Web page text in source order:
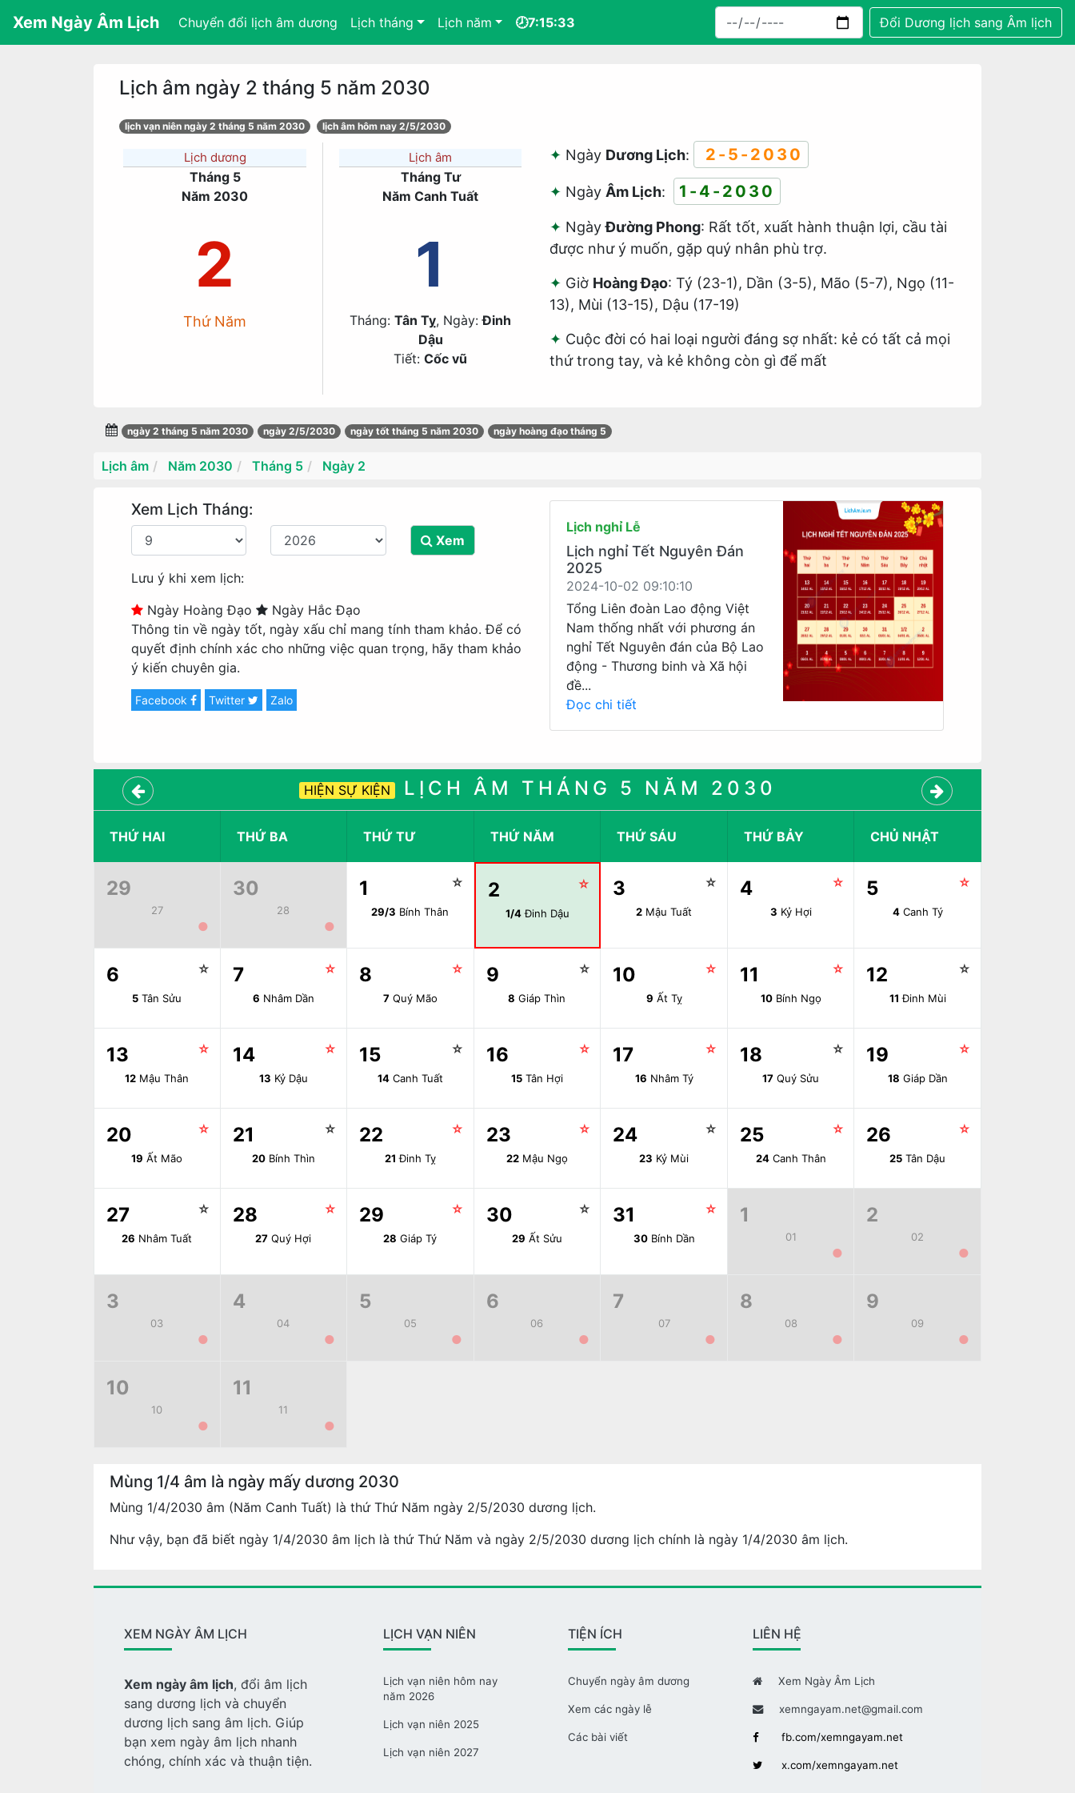
Xem Ngày Âm Lịch Chuyển đổi lịch âm dương Lịch tháng Lịch năm 🕗7:15:33 Đổi Dương lịch sang Âm lịch
Lịch âm ngày 2 tháng 5 năm 2030
lịch vạn niên ngày 2 tháng 5 năm 2030 lịch âm hôm nay 2/5/2030
Lịch dương
Tháng 5
Năm 2030
2
Thứ Năm
Lịch âm
Tháng Tư
Năm Canh Tuất
1
Tháng: Tân Tỵ, Ngày:Đinh
Dậu
Tiết: Cốc vũ
Ngày Dương Lịch: 2-5-2030
Ngày Âm Lịch: 1-4-2030
NgàyĐường Phong: Rất tốt, xuất hành thuận lợi, cầu tài
được như ý muốn, gặp quý nhân phù trợ.
Giờ Hoàng Đạo: Tý (23-1), Dần (3-5), Mão (5-7), Ngọ (11-
13), Mùi (13-15), Dậu (17-19)
Cuộc đời có hai loại người đáng sợ nhất: kẻ có tất cả mọi
thứ trong tay, và kẻ không còn gì để mất
ngày 2 tháng 5 năm 2030 ngày 2/5/2030 ngày tốt tháng 5 năm 2030 ngày hoàng đạo tháng 5
Lịch âm Năm 2030 Tháng 5 Ngày 2
Xem Lịch Tháng:
Xem
Lưu ý khi xem lịch:
Ngày Hoàng Đạo
Ngày Hắc Đạo
Thông tin về ngày tốt, ngày xấu chỉ mang tính tham khảo. Để có
quyết định chính xác cho những việc quan trọng, hãy tham khảo
ý kiến chuyên gia.
Facebook Twitter Zalo
Lịch nghỉ Lễ
Lịch nghỉ Tết Nguyên Đán
2025
2024-10-02 09:10:10
Tổng Liên đoàn Lao động Việt
Nam thống nhất với phương án
nghỉ Tết Nguyên đán của Bộ Lao
động - Thương binh và Xã hội
đề...
Đọc chi tiết
HIỆN SỰ KIỆN LỊCH ÂM THÁNG 5 NĂM 2030
THỨ HAI THỨ BA THỨ TƯ THỨ NĂM THỨ SÁU THỨ BẢY CHỦ NHẬT
29
27
●
30
28
●
1 ☆
29/3 Bính Thân
2 ☆
1/4Đinh Dậu
3 ☆
2 Mậu Tuất
4 ☆
3 Kỷ Hợi
5 ☆
4Canh Tý
6 ☆
5 Tân Sửu
7 ☆
6 Nhâm Dần
8 ☆
7Quý Mão
9 ☆
8 Giáp Thìn
10 ☆
9 Ất Tỵ
11 ☆
10Bính Ngọ
12 ☆
11 Đinh Mùi
13 ☆
12 Mậu Thân
14 ☆
13 Kỷ Dậu
15 ☆
14Canh Tuất
16 ☆
15Tân Hợi
17 ☆
16 Nhâm Tý
18 ☆
17 Quý Sửu
19 ☆
18 Giáp Dần
20 ☆
19 Ất Mão
21 ☆
20Bính Thìn
22 ☆
21 Đinh Tỵ
23 ☆
22Mậu Ngọ
24 ☆
23 Kỷ Mùi
25 ☆
24Canh Thân
26 ☆
25 Tân Dậu
27 ☆
26 Nhâm Tuất
28 ☆
27 Quý Hợi
29 ☆
28 Giáp Tý
30 ☆
29 Ất Sửu
31 ☆
30Bính Dần
1
01
●
2
02
●
3
03
●
4
04
●
5
05
●
6
06
●
7
07
●
8
08
●
9
09
●
10
10
●
11
11
●
Mùng 1/4 âm là ngày mấy dương 2030
Mùng 1/4/2030 âm (Năm Canh Tuất) là thứ Thứ Năm ngày 2/5/2030 dương lịch.
Như vậy, bạn đã biết ngày 1/4/2030 âm lịch là thứ Thứ Năm và ngày 2/5/2030 dương lịch chính là ngày 1/4/2030 âm lịch.
XEM NGÀY ÂM LỊCH
Xem ngày âm lịch, đổi âm lịch
sang dương lịch và chuyển
dương lịch sang âm lịch. Giúp
bạn xem ngày âm lịch nhanh
chóng, chính xác và thuận tiện.
LỊCH VẠN NIÊN
Lịch vạn niên hôm nay
năm 2026
Lịch vạn niên 2025
Lịch vạn niên 2027
TIỆN ÍCH
Chuyển ngày âm dương
Xem các ngày lễ
Các bài viết
LIÊN HỆ
Xem Ngày Âm Lịch
xemngayam.net@gmail.com
fb.com/xemngayam.net
x.com/xemngayam.net